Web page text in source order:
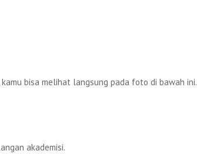
bisa melihat langsung pada foto di bawah ini.
akademisi.